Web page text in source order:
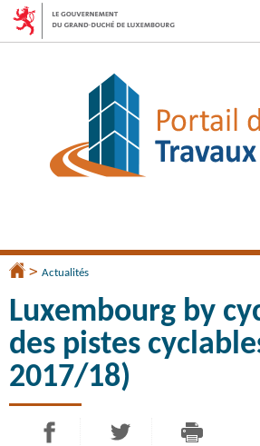
Aller
Aller
Accueil
> Actualités
Luxembourg by
des pistes
2017/18)
PARTAGER SUR FACEBOOK
PARTAGER SUR